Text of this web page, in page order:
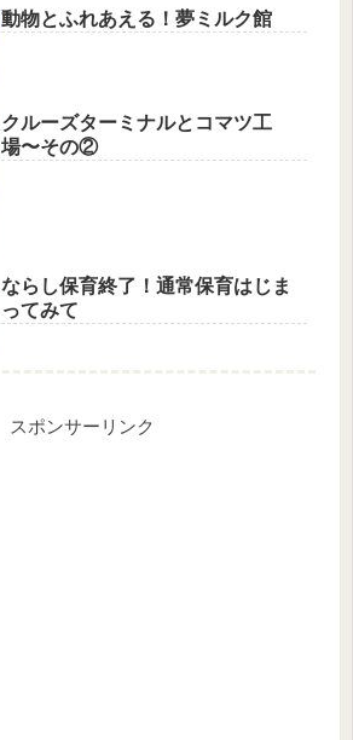
動物とふれあえる！夢ミルク館
クルーズターミナルとコマツ工
場〜その②
ならし保育終了！通常保育はじま
ってみて
スポンサーリンク